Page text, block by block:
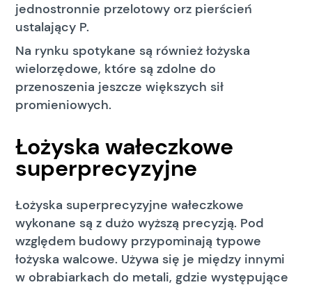
jednostronnie przelotowy orz pierścień
ustalający P.
Na rynku spotykane są również łożyska
wielorzędowe, które są zdolne do
przenoszenia jeszcze większych sił
promieniowych.
Łożyska wałeczkowe
superprecyzyjne
Łożyska superprecyzyjne wałeczkowe
wykonane są z dużo wyższą precyzją. Pod
względem budowy przypominają typowe
łożyska walcowe. Używa się je między innymi
w obrabiarkach do metali, gdzie występujące